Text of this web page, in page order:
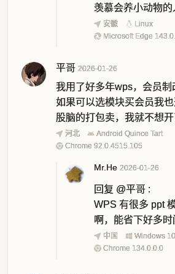
羡慕会养小动物的
安徽
Linux
Microsoft Edge
平哥 2026-01-26
我用了好多年wps，会员制
如果可以选模块买会员我
股脑的打包卖，我就不想开
河北
Android Quince Tart
Chrome 92.0.4515.105
Mr.He 2026-01-26
回复 @平哥 :
WPS 有很多 ppt
啊，能省下好多时
中国
Windows 10
Chrome 134.0.0.0